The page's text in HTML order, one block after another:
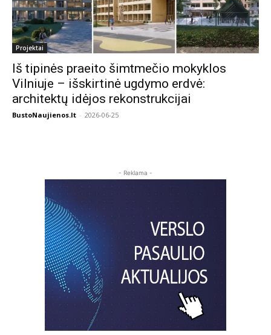
Projektai
Iš tipinės praeito šimtmečio mokyklos
Vilniuje – išskirtinė ugdymo erdvė:
architektų idėjos rekonstrukcijai
BustoNaujienos.lt - 2026-06-25
- Reklama -